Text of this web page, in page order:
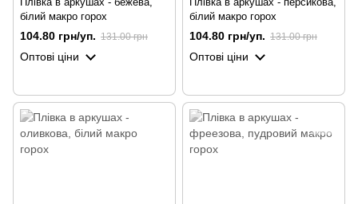
білий макро горох
104.80 грн/уп. 131.00 грн
Оптові ціни
білий макро горох
104.80 грн/уп. 131.00 грн
Оптові ціни